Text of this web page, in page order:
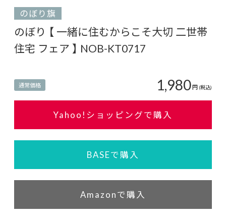
のぼり旗
のぼり 【 一緒に住むからこそ大切 二世帯
住宅 フェア 】 NOB-KT0717
通常価格 1,980円 (税込)
Yahoo!ショッピングで購入
BASEで購入
Amazonで購入